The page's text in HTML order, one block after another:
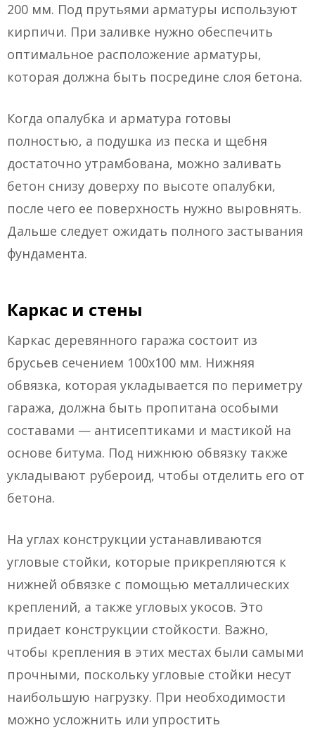
200 мм. Под прутьями арматуры используют
кирпичи. При заливке нужно обеспечить
оптимальное расположение арматуры,
которая должна быть посредине слоя бетона.
Когда опалубка и арматура готовы
полностью, а подушка из песка и щебня
достаточно утрамбована, можно заливать
бетон снизу доверху по высоте опалубки,
после чего ее поверхность нужно выровнять.
Дальше следует ожидать полного застывания
фундамента.
Каркас и стены
Каркас деревянного гаража состоит из
брусьев сечением 100х100 мм. Нижняя
обвязка, которая укладывается по периметру
гаража, должна быть пропитана особыми
составами — антисептиками и мастикой на
основе битума. Под нижнюю обвязку также
укладывают рубероид, чтобы отделить его от
бетона.
На углах конструкции устанавливаются
угловые стойки, которые прикрепляются к
нижней обвязке с помощью металлических
креплений, а также угловых укосов. Это
придает конструкции стойкости. Важно,
чтобы крепления в этих местах были самыми
прочными, поскольку угловые стойки несут
наибольшую нагрузку. При необходимости
можно усложнить или упростить